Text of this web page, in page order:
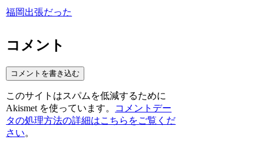
福岡出張だった
コメント
コメントを書き込む
このサイトはスパムを低減するために
Akismet を使っています。
コメントデー
タの処理方法の詳細はこちらをご覧くだ
さい。